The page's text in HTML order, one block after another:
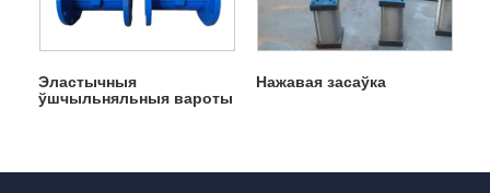
Эластычныя
ўшчыльняльныя вароты
Нажавая засаўка